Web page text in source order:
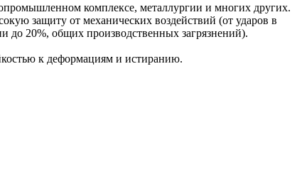
комплексе, металлургии и многих других.
защиту от механических воздействий (от ударов в
до 20%, общих производственных загрязнений).
к деформациям и истиранию.